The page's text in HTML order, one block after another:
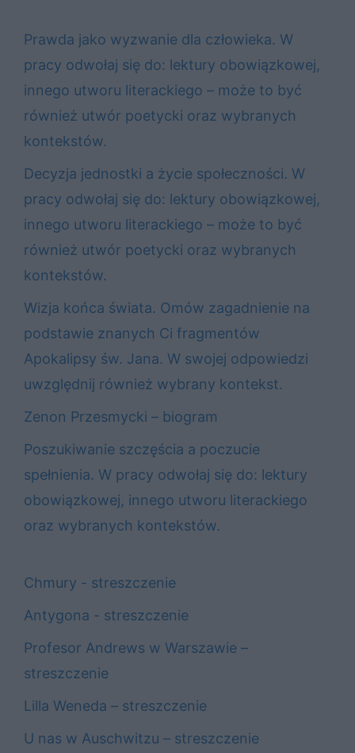
Prawda jako wyzwanie dla człowieka. W
pracy odwołaj się do: lektury obowiązkowej,
innego utworu literackiego – może to być
również utwór poetycki oraz wybranych
kontekstów.
Decyzja jednostki a życie społeczności. W
pracy odwołaj się do: lektury obowiązkowej,
innego utworu literackiego – może to być
również utwór poetycki oraz wybranych
kontekstów.
Wizja końca świata. Omów zagadnienie na
podstawie znanych Ci fragmentów
Apokalipsy św. Jana. W swojej odpowiedzi
uwzględnij również wybrany kontekst.
Zenon Przesmycki – biogram
Poszukiwanie szczęścia a poczucie
spełnienia. W pracy odwołaj się do: lektury
obowiązkowej, innego utworu literackiego
oraz wybranych kontekstów.
Chmury - streszczenie
Antygona - streszczenie
Profesor Andrews w Warszawie –
streszczenie
Lilla Weneda – streszczenie
U nas w Auschwitzu – streszczenie